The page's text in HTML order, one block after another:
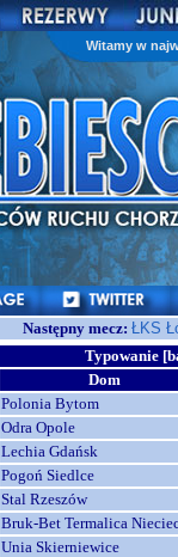
Witamy w
Następny mecz: ŁKS
Typowanie
Dom
Polonia Bytom
Odra Opole
Lechia Gdańsk
Pogoń Siedlce
Stal Rzeszów
Bruk-Bet Termalica
Unia Skierniewice